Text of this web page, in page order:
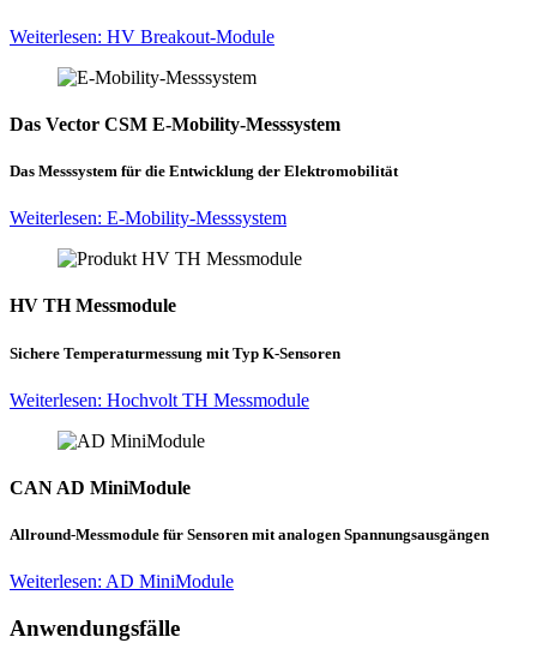
Weiterlesen: HV Breakout-Module
Das Vector CSM E-Mobility-Messsystem
Das Messsystem für die Entwicklung der Elektromobilität
Weiterlesen: E-Mobility-Messsystem
HV TH Messmodule
Sichere Temperaturmessung mit Typ K-Sensoren
Weiterlesen: Hochvolt TH Messmodule
CAN AD MiniModule
Allround-Messmodule für Sensoren mit analogen Spannungsausgängen
Weiterlesen: AD MiniModule
Anwendungsfälle